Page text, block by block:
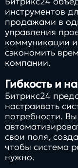
инструментов
продажами в
управления
коммуникации
сэкономить
компании.
Гибкость и
Битрикс24
настраивать
потребности.
свои поля,
чтобы система
нужно.